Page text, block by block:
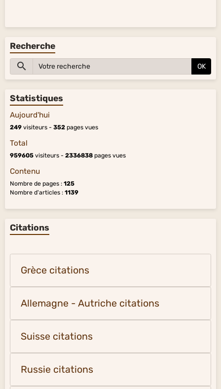
Recherche
OK
Statistiques
Aujourd'hui
249 visiteurs - 352 pages vues
Total
959605 visiteurs - 2336838 pages vues
Contenu
Nombre de pages : 125
Nombre d'articles : 1139
Citations
Grèce citations
Allemagne - Autriche citations
Suisse citations
Russie citations